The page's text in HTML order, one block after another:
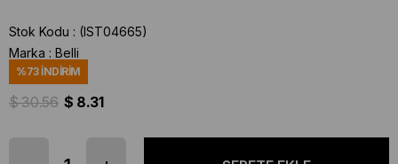
Stok Kodu
(IST04665)
Marka : Belli
%73İNDIRIM
$ 30.56 $ 8.31